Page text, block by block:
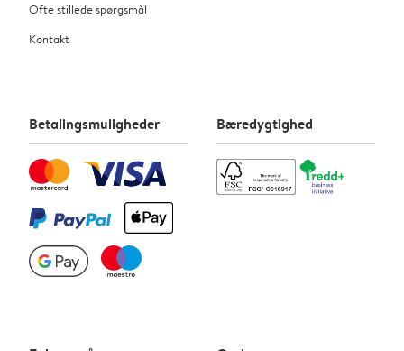
Ofte stillede spørgsmål
Kontakt
Betalingsmuligheder Bæredygtighed